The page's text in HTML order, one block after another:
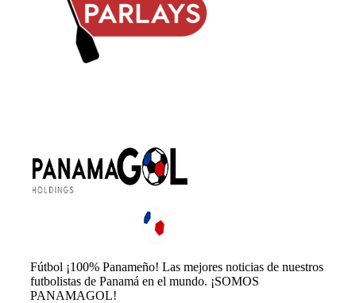
Fútbol ¡100% Panameño! Las mejores noticias de nuestros
futbolistas de Panamá en el mundo. ¡SOMOS
PANAMAGOL!